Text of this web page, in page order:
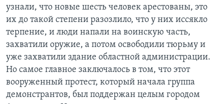
узнали, что новые шесть человек арестованы, это
их до такой степени разозлило, что у них иссякло
терпение, и люди напали на воинскую часть,
захватили оружие, а потом освободили тюрьму и
уже захватили здание областной администрации.
Но самое главное заключалось в том, что этот
вооруженный протест, который начала группа
демонстрантов, был поддержан целым городом